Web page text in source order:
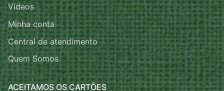
Vídeos
Minha conta
Central de atendimento
Quem Somos
ACEITAMOS OS CARTÕES